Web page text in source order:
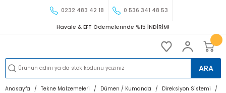
0232 483 42 18 0 536 341 48 53
Havale & EFT Ödemelerinde %15 İNDİRİM!
ARA
Anasayfa Tekne Malzemeleri Dümen / Kumanda Direksiyon Sistemi